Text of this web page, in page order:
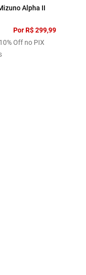
40 41
Alpha II
PorR$299,99
Off no PIX